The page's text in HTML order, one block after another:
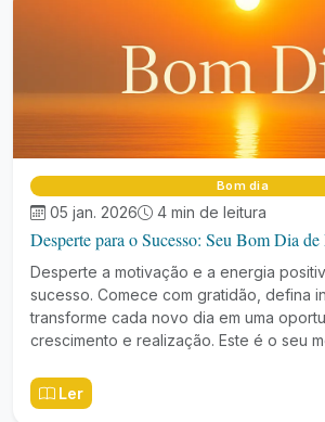
Bom dia
05 jan. 2026 4 min de leitura
Desperte para o Sucesso: Seu Bom Dia
Desperte a motivação e a energia
sucesso. Comece com gratidão, defina
transforme cada novo dia em uma
crescimento e realização. Este é o seu
Ler